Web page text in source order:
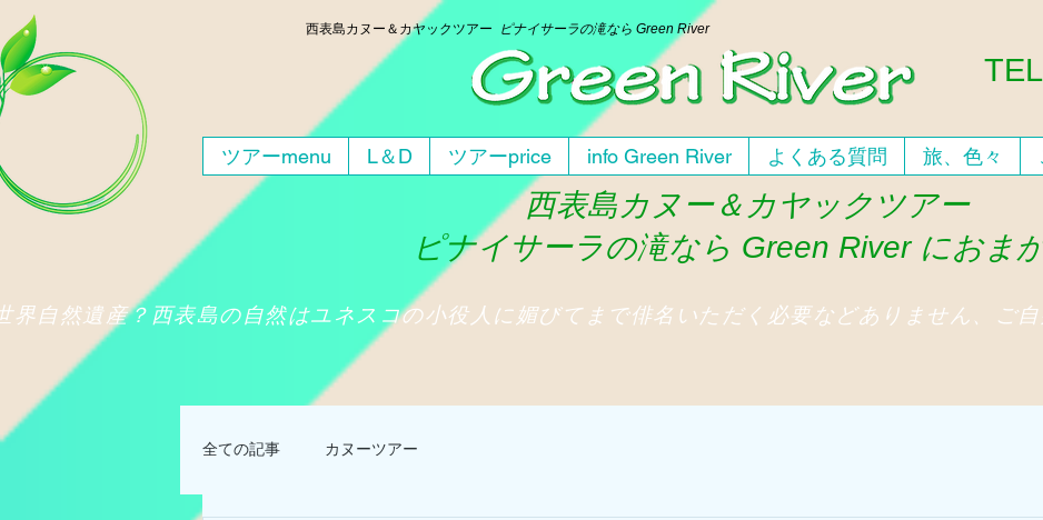
西表島カヌー＆カヤックツアー ピナイサーラの滝なら Green River
ツアーmenu L＆D ツアーprice info Green River よくある質問 旅、色々
西表島カヌー＆カヤックツアー
ピナイサーラの滝なら Green River におま
界自然遺産？西表島の自然はユネスコの小役人に媚びてまで俳名いただく必要などありません、ご
全ての記事 カヌーツアー